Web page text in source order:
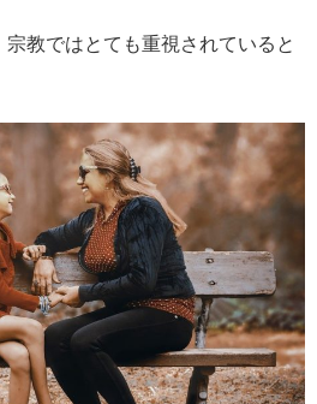
教ではとても重視されていると